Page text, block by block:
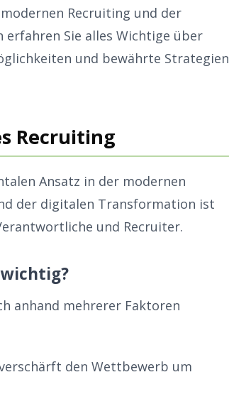
Recruiting und der
erfahren Sie alles Wichtige über
und bewährte Strategien
Recruiting
Ansatz in der modernen
der digitalen Transformation ist
und Recruiter.
anhand mehrerer Faktoren
den Wettbewerb um